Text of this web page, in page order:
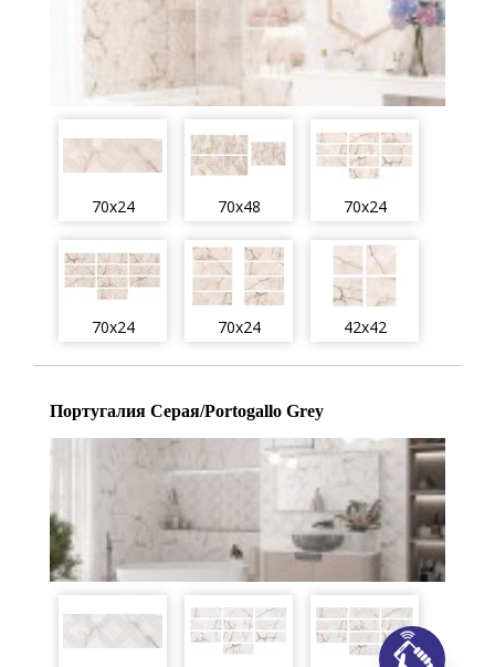
70x24 70x48 70x24
70x24 70x24 42x42
Португалия Серая/Portogallo Grey